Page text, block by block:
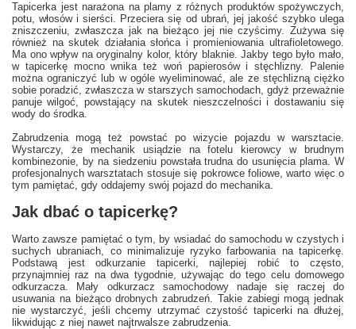
Tapicerka jest narażona na plamy z różnych produktów spożywczych,
potu, włosów i sierści. Przeciera się od ubrań, jej jakość szybko ulega
zniszczeniu, zwłaszcza jak na bieżąco jej nie czyścimy. Zużywa się
również na skutek działania słońca i promieniowania ultrafioletowego.
Ma ono wpływ na oryginalny kolor, który blaknie. Jakby tego było mało,
w tapicerkę mocno wnika też woń papierosów i stęchlizny. Palenie
można ograniczyć lub w ogóle wyeliminować, ale ze stęchlizną ciężko
sobie poradzić, zwłaszcza w starszych samochodach, gdyż przeważnie
panuje wilgoć, powstający na skutek nieszczelności i dostawaniu się
wody do środka.
Zabrudzenia mogą też powstać po wizycie pojazdu w warsztacie.
Wystarczy, że mechanik usiądzie na fotelu kierowcy w brudnym
kombinezonie, by na siedzeniu powstała trudna do usunięcia plama. W
profesjonalnych warsztatach stosuje się pokrowce foliowe, warto więc o
tym pamiętać, gdy oddajemy swój pojazd do mechanika.
Jak dbać o tapicerkę?
Warto zawsze pamiętać o tym, by wsiadać do samochodu w czystych i
suchych ubraniach, co minimalizuje ryzyko farbowania na tapicerkę.
Podstawą jest odkurzanie tapicerki, najlepiej robić to często,
przynajmniej raz na dwa tygodnie, używając do tego celu domowego
odkurzacza. Mały odkurzacz samochodowy nadaje się raczej do
usuwania na bieżąco drobnych zabrudzeń. Takie zabiegi mogą jednak
nie wystarczyć, jeśli chcemy utrzymać czystość tapicerki na dłużej,
likwidując z niej nawet najtrwalsze zabrudzenia.